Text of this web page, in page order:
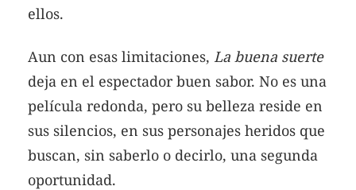
ellos.
Aun con esas limitaciones, La buena suerte
deja en el espectador buen sabor. No es una
película redonda, pero su belleza reside en
sus silencios, en sus personajes heridos que
buscan, sin saberlo o decirlo, una segunda
oportunidad.